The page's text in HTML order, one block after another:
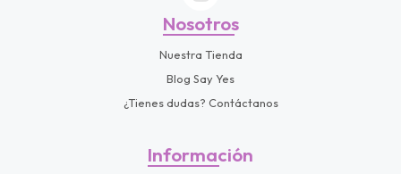
Nosotros
Nuestra Tienda
Blog Say Yes
¿Tienes dudas? Contáctanos
Información